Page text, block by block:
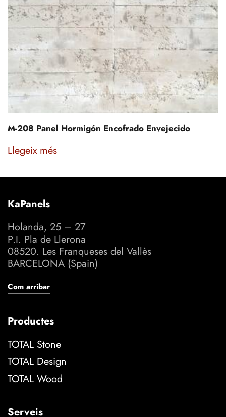
M-208 Panel Hormigón Encofrado Envejecido
Llegeix més
KaPanels
Holanda, 25 – 27
P.I. Pla de Llerona
08520. Les Franqueses del Vallès
BARCELONA (Spain)
Com arribar
Productes
TOTAL Stone
TOTAL Design
TOTAL Wood
Serveis